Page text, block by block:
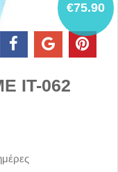
€75.90
IT-062